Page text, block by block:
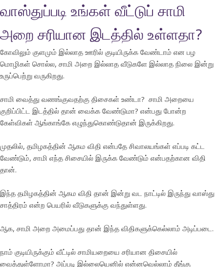
வாஸ்துப்படி உங்கள் வீட்டுப் சாமி
அறை சரியான இடத்தில் உள்ளதா?
கோவிலும் குளமும் இல்லாத ஊரில் குடியிருக்க வேண்டாம் என பழ
மொழிகள் சொல்ல, சாமி அறை இல்லாத வீடுகளே இல்லாத நிலை இன்று
உருப்பெற்று வருகிறது.
சாமி வைத்து வணங்குவதற்கு திசைகள் உண்டா? சாமி அறையை
குறிப்பிட்ட இடத்தில் தான் வைக்க வேண்டுமா? என்பது போன்ற
கேள்விகள் ஆங்காங்கே எழுந்துகொண்டுதான் இருக்கிறது.
முதலில், தமிழகத்தின் ஆகம விதி என்பதே சிவாலயங்கள் எப்படி கட்ட
வேண்டும், சாமி எந்த சிசையில் இருக்க வேண்டும் என்பதற்கான விதி
தான்.
இந்த தமிழகத்தின் ஆகம விதி தான் இன்று வட நாட்டில் இருந்து வாஸ்து
சாத்திரம் என்ற பெயரில் வீடுகளுக்கு வந்துள்ளது.
ஆக, சாமி அறை அமைப்பது தான் இந்த விதிகளுக்கெல்லாம் அடிப்படை.
நாம் குடியிருக்கும் வீட்டில் சாமியறையை சரியான திசையில்
வைத்துள்ளோமா? அப்படி இல்லையெனில் என்னவெல்லாம் தீங்கு